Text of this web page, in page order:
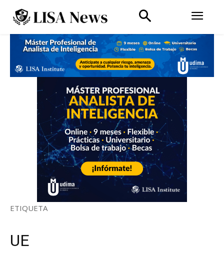
ETIQUETA
UE